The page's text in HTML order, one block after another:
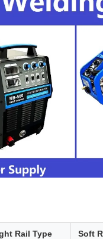
Rail Type Soft